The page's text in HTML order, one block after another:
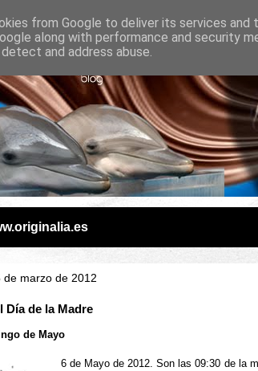
de marzo de 2012
Día de la Madre
de Mayo
6 de Mayo de 2012. Son las 09:30 de la
from Google to deliver its services and
along with performance and security
and address abuse.